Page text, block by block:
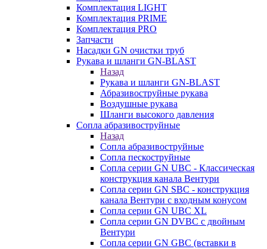
Комплектация LIGHT
Комплектация PRIME
Комплектация PRO
Запчасти
Насадки GN очистки труб
Рукава и шланги GN-BLAST
Назад
Рукава и шланги GN-BLAST
Абразивоструйные рукава
Воздушные рукава
Шланги высокого давления
Сопла абразивоструйные
Назад
Сопла абразивоструйные
Сопла пескоструйные
Сопла серии GN UBC - Классическая
конструкция канала Вентури
Сопла серии GN SBC - конструкция
канала Вентури c входным конусом
Сопла серии GN UBC XL
Сопла серии GN DVBC с двойным
Вентури
Сопла серии GN GBC (вставки в